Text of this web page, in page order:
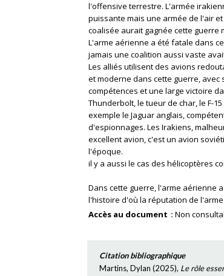
l'offensive terrestre. L'armée
puissante mais une armée de l'air
coalisée aurait gagnée cette guerre
L'arme aérienne a été fatale dans
jamais une coalition aussi vaste
Les alliés utilisent des avions
et moderne dans cette guerre,
compétences et une large victoire
Thunderbolt, le tueur de char, le F-
exemple le Jaguar anglais,
d'espionnages. Les Irakiens,
excellent avion, c'est un avion
l'époque.
il y a aussi le cas des hélicoptères
Dans cette guerre, l'arme aérienne
l'histoire d'où la réputation de
Accès au document
Non
Citation bibliographique
Martins, Dylan (2025), Le rôle